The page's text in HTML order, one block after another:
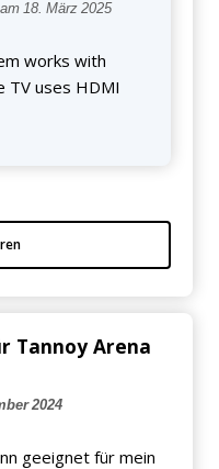
18. März 2025
works with
TV uses HDMI
Tannoy Arena
2024
geeignet für mein